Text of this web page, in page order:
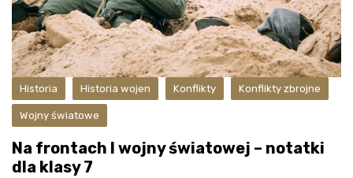
Historia Historia wojen Konflikty Konflikty zbrojne
Wojny światowe
Na frontach I wojny światowej – notatki
dla klasy 7